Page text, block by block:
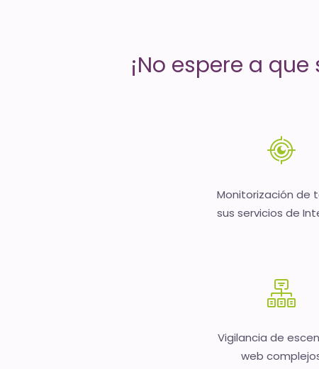
es
oro
¡No espere a
Monitorización de
sus servicios de
Vigilancia de
web